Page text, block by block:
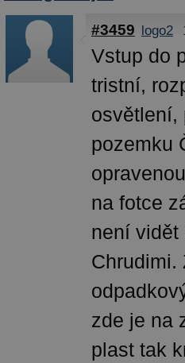
#3459 logo2
Vstup do
tristní,
osvětlení,
pozemku
na fotce
není vidět
Chrudimi.
zde je na
plast tak